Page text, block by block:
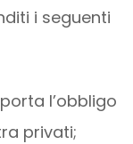
i seguenti
l’obbligo
privati;